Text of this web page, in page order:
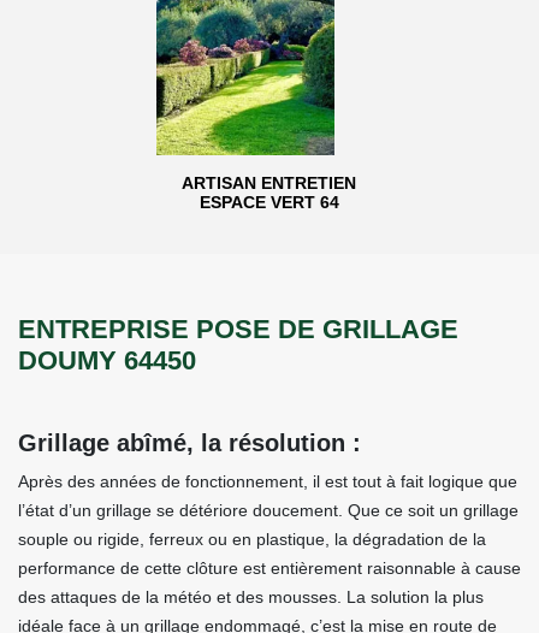
ARTISAN ENTRETIEN
ESPACE VERT 64
ENTREPRISE POSE DE GRILLAGE
DOUMY 64450
Grillage abîmé, la résolution :
Après des années de fonctionnement, il est tout à fait logique que
l’état d’un grillage se détériore doucement. Que ce soit un grillage
souple ou rigide, ferreux ou en plastique, la dégradation de la
performance de cette clôture est entièrement raisonnable à cause
des attaques de la météo et des mousses. La solution la plus
idéale face à un grillage endommagé, c’est la mise en route de